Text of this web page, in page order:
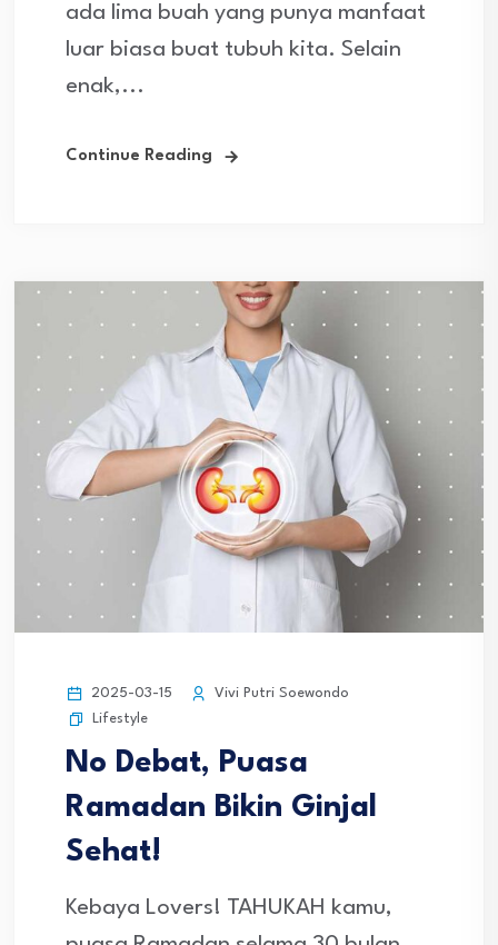
ada lima buah yang punya manfaat
luar biasa buat tubuh kita. Selain
enak,...
Continue Reading
2025-03-15
Vivi Putri Soewondo
Lifestyle
No Debat, Puasa
Ramadan Bikin Ginjal
Sehat!
Kebaya Lovers! TAHUKAH kamu,